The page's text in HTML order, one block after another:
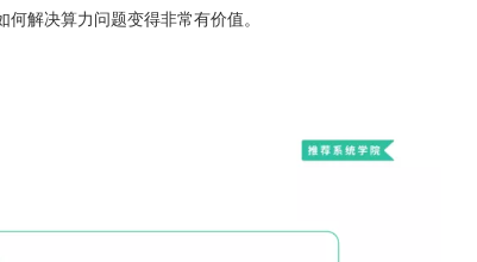
解决算力问题变得非常有价值。